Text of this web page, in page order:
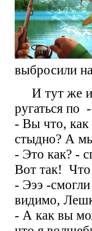
выбросили
И тут же из
ругаться по
- Вы что, как
стыдно? А
- Это как? -
Вот так! Что
- Эээ -
видимо,
- А как вы